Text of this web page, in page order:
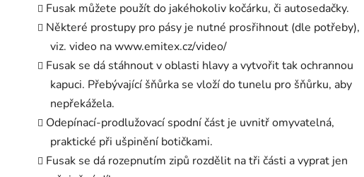
Fusak můžete použít do jakéhokoliv kočárku, či autosedačky.
Některé prostupy pro pásy je nutné prosřihnout (dle potřeby),
viz. video na www.emitex.cz/video/
Fusak se dá stáhnout v oblasti hlavy a vytvořit tak ochrannou
kapuci. Přebývající šňůrka se vloží do tunelu pro šňůrku, aby
nepřekážela.
Odepínací-prodlužovací spodní část je uvnitř omyvatelná,
praktické při ušpinění botičkami.
Fusak se dá rozepnutím zipů rozdělit na tři části a vyprat jen